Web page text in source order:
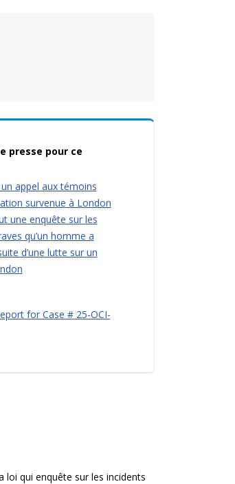
presse pour ce
un appel aux témoins
survenue à London
une enquête sur les
qu’un homme a
d’une lutte sur un
for Case # 25-OCI-
loi qui enquête sur les incidents